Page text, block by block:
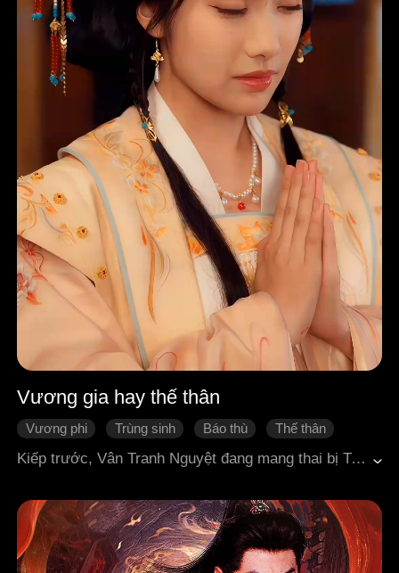
Vương gia hay thế thân
Vương phi Trùng sinh Báo thù
Thế thân
Ngôn tình cổ đại
Kiếp trước, Vân Tranh Nguyệt đang mang thai bị Trắc phi hãm hại gian díu với người, bị đánh chết, cha là đại tướng quân cũng vì nàng mà đâm đầu vào cột chết. Sau khi sống lại, Vân Tranh Nguyệt trở lại đúng vào đêm tân hôn với Tiết Hằng, phát hiện hắn dùng thế thân để động phòng với nàng. Nàng bèn thuận theo kế sách, lấy kế đối kế, khéo léo qua lại giữa Tiết Hằng và người thế thân – Doanh Dã. Nàng muốn Tiết Hằng phải trả giá cho sự vô tình kiếp trước, đồng thời cũng muốn xem thử, tên thị vệ bị ép thay chủ hầu hạ này, sẽ trở thành quân cờ thứ mấy trên bàn cờ của nàng.